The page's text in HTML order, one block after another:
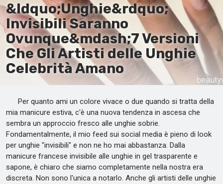
Ru
It
De
&ldquo;Unghie&rdquo;
Invisibili Saranno
Ovunque&mdash;7 Versioni
Che Gli Artisti delle Unghie
Celebrità Amano
Per quanto ami un colore vivace o due quando si tratta della
mia manicure estiva, c'è una nuova tendenza in ascesa che
sembra un approccio fresco alle unghie sobrie.
Fondamentalmente, il mio feed sui social media è pieno di look
per unghie "invisibili" e non ne ho mai abbastanza. Dalla
manicure francese invisibile alle unghie in gel trasparente e
sapone, è chiaro che siamo completamente nella nostra era
discreta. Non sono l'unica a notarlo. Anche gli artisti delle unghie